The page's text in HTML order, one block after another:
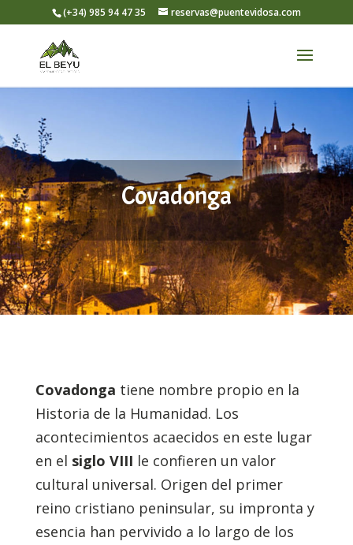
to
content
(+34) 985 94 47 35 reservas@puentevidosa.com
Covadonga
Covadonga tiene nombre propio en la
Historia de la Humanidad. Los
acontecimientos acaecidos en este lugar
en el siglo VIII le confieren un valor
cultural universal. Origen del primer
reino cristiano peninsular, su impronta y
esencia han pervivido a lo largo de los